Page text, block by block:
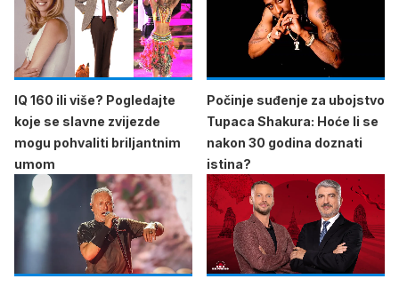
IQ 160 ili više? Pogledajte
koje se slavne zvijezde
mogu pohvaliti briljantnim
umom
Počinje suđenje za ubojstvo
Tupaca Shakura: Hoće li se
nakon 30 godina doznati
istina?